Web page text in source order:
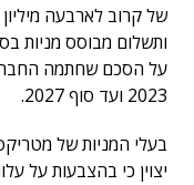
על הסכם שחתמה
2023 ועד סוף 2027.
בעלי המניות של
יצוין כי בהצבעות על